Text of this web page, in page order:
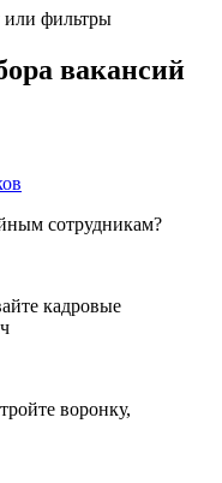
или фильтры
вакансий
сотрудникам?
кадровые
воронку,